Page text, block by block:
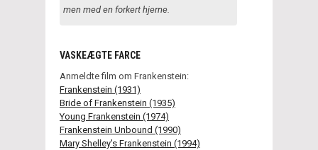
men med en forkert hjerne.
VASKEÆGTE FARCE
Anmeldte film om Frankenstein:
Frankenstein (1931)
Bride of Frankenstein (1935)
Young Frankenstein (1974)
Frankenstein Unbound (1990)
Mary Shelley's Frankenstein (1994)